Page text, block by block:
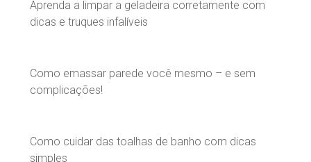
Aprenda a limpar a geladeira corretamente com
dicas e truques infalíveis
Como emassar parede você mesmo – e sem
complicações!
Como cuidar das toalhas de banho com dicas
simples